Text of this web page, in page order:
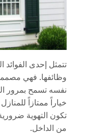
تتمثل إحدى
وظائفها. فهي
نفسه تسمح بمرور
خياراً ممتازاً
تكون التهوية
من الداخل.